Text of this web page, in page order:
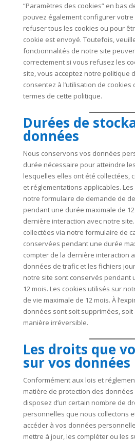
“Paramètres des cookies” en bas
pouvez également configurer
refuser tous les cookies ou pour
cookie est envoyé. Toutefois,
fonctionnalités de notre site
correctement si vous refusez les
site, vous acceptez notre politique
consentez à l’utilisation de
termes de cette politique.
Durées de
données
Nous conservons vos données
durée nécessaire pour atteindre
lesquelles elles ont été collectées,
et réglementations applicables.
notre formulaire de demande de
pendant une durée maximale de
dernière interaction avec notre
collectées via notre formulaire de
conservées pendant une durée
compter de la dernière interaction
données de trafic et les fichiers
notre site sont conservés pendant
12 mois. Les cookies utilisés sur
de vie maximale de 12 mois. À
données sont soit supprimées,
manière irréversible.
Les droits que
sur vos données
Conformément aux lois et
matière de protection des
disposez d’un certain nombre de
personnelles que nous collectons
accéder à vos données
mettre à jour, les compléter ou les